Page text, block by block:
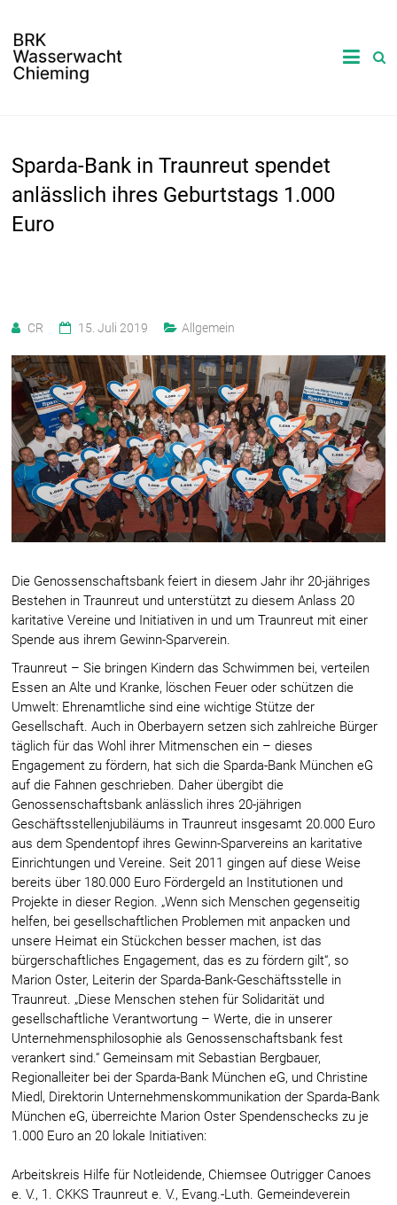
Sparda-Bank in Traunreut spendet
anlässlich ihres Geburtstags 1.000
Euro
CR 15. Juli 2019 Allgemein
Die Genossenschaftsbank feiert in diesem Jahr ihr 20-jähriges
Bestehen in Traunreut und unterstützt zu diesem Anlass 20
karitative Vereine und Initiativen in und um Traunreut mit einer
Spende aus ihrem Gewinn-Sparverein.
Traunreut – Sie bringen Kindern das Schwimmen bei, verteilen
Essen an Alte und Kranke, löschen Feuer oder schützen die
Umwelt: Ehrenamtliche sind eine wichtige Stütze der
Gesellschaft. Auch in Oberbayern setzen sich zahlreiche Bürger
täglich für das Wohl ihrer Mitmenschen ein – dieses
Engagement zu fördern, hat sich die Sparda-Bank München eG
auf die Fahnen geschrieben. Daher übergibt die
Genossenschaftsbank anlässlich ihres 20-jährigen
Geschäftsstellenjubiläums in Traunreut insgesamt 20.000 Euro
aus dem Spendentopf ihres Gewinn-Sparvereins an karitative
Einrichtungen und Vereine. Seit 2011 gingen auf diese Weise
bereits über 180.000 Euro Fördergeld an Institutionen und
Projekte in dieser Region. „Wenn sich Menschen gegenseitig
helfen, bei gesellschaftlichen Problemen mit anpacken und
unsere Heimat ein Stückchen besser machen, ist das
bürgerschaftliches Engagement, das es zu fördern gilt“, so
Marion Oster, Leiterin der Sparda-Bank-Geschäftsstelle in
Traunreut. „Diese Menschen stehen für Solidarität und
gesellschaftliche Verantwortung – Werte, die in unserer
Unternehmensphilosophie als Genossenschaftsbank fest
verankert sind.“ Gemeinsam mit Sebastian Bergbauer,
Regionalleiter bei der Sparda-Bank München eG, und Christine
Miedl, Direktorin Unternehmenskommunikation der Sparda-Bank
München eG, überreichte Marion Oster Spendenschecks zu je
1.000 Euro an 20 lokale Initiativen:
Arbeitskreis Hilfe für Notleidende, Chiemsee Outrigger Canoes
e. V., 1. CKKS Traunreut e. V., Evang.-Luth. Gemeindeverein